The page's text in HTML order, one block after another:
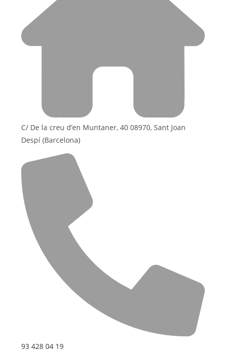
C/ De la creu d’en Muntaner, 40 08970, Sant Joan
Despí (Barcelona)
93 428 04 19